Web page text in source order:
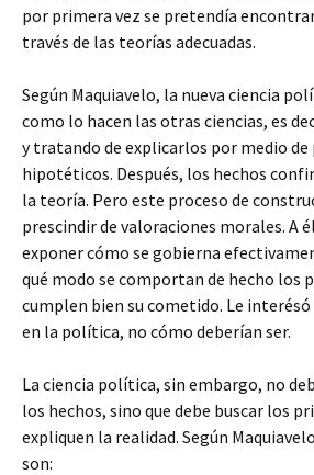
por primera vez se pretendía
través de las teorías adecuadas.
Según Maquiavelo, la nueva ciencia
como lo hacen las otras ciencias, es
y tratando de explicarlos por medio
hipotéticos. Después, los hechos
la teoría. Pero este proceso de
prescindir de valoraciones morales. A
exponer cómo se gobierna
qué modo se comportan de hecho los
cumplen bien su cometido. Le interésó
en la política, no cómo deberían ser.
La ciencia política, sin embargo, no
los hechos, sino que debe buscar los
expliquen la realidad. Según
son: